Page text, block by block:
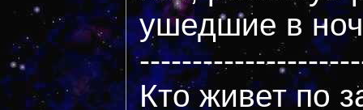
ушедшие в
Кто живет по